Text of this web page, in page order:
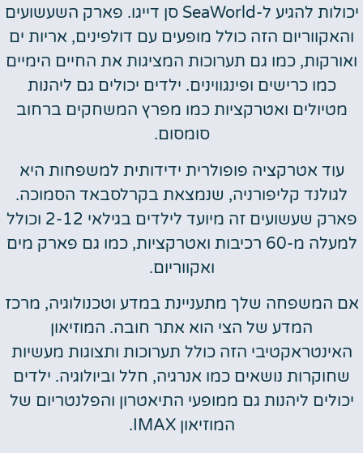
יכולות להגיע ל-SeaWorld סן דייגו. פארק השעשועים
הזה כולל מופעים עם דולפינים, אריות ים
כמו גם תערוכות המציגות את החיים הימיים
כמו כרישים ופינגווינים. ילדים יכולים גם ליהנות
ואטרקציות כמו מפרץ המשחקים ברחוב
סומסום.
עוד אטרקציה פופולרית ידידותית למשפחות היא
קליפורניה, שנמצאת בקרלסבאד הסמוכה.
פארק שעשועים זה מיועד לילדים בגילאי 2-12 וכולל
למעלה מ-60 רכיבות ואטרקציות, כמו גם פארק מים
ואקווריום.
המשפחה שלך מתעניינת במדע וטכנולוגיה, מרכז
המדע של הצי הוא אתר חובה. המוזיאון
הזה כולל תערוכות ותצוגות מעשיות
נושאים כמו אנרגיה, חלל וביולוגיה. ילדים
ליהנות גם ממופעי התיאטרון והפלנטריום של
המוזיאון IMAX.